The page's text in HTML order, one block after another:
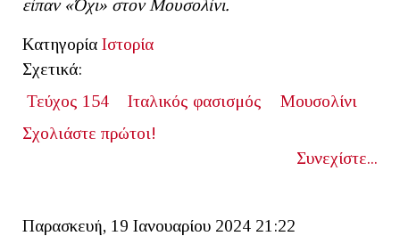
είπαν «Όχι» στον Μουσολίνι.
Κατηγορία Ιστορία
Σχετικά:
Τεύχος 154
Ιταλικός φασισμός
Μουσολίνι
Σχολιάστε πρώτοι!
Συνεχίστε...
Παρασκευή, 19 Ιανουαρίου 2024 21:22